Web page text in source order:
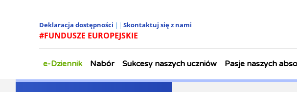
Deklaracja dostępności || Skontaktuj się z nami
#FUNDUSZE EUROPEJSKIE
e-Dziennik Nabór Sukcesy naszych uczniów Pasje naszych